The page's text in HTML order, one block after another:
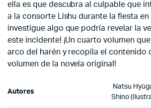
ella es que descubra al culpable que
a la consorte Lishu durante la fiesta en
investigue algo que podría revelar la
este incidente! ¡Un cuarto volumen
arco del harén y recopila el contenido
volumen de la novela original!
Autores
Natsu
Shino